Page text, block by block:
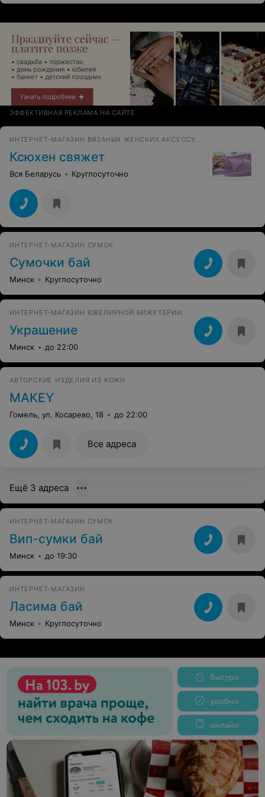
ЭФФЕКТИВНАЯ РЕКЛАМА НА САЙТЕ
ИНТЕРНЕТ-МАГАЗИН ВЯЗАНЫХ ЖЕНСКИХ АКСЕССУАРОВ
Ксюхен свяжет
Вся Беларусь Круглосуточно
ИНТЕРНЕТ-МАГАЗИН СУМОК
Сумочки бай
Минск Круглосуточно
ИНТЕРНЕТ-МАГАЗИН ЮВЕЛИРНОЙ БИЖУТЕРИИ
Украшение
Минск до 22:00
АВТОРСКИЕ ИЗДЕЛИЯ ИЗ КОЖИ
МАКЕY
Гомель, ул. Косарево, 18 до 22:00
Все адреса
Ещё 3 адреса
ИНТЕРНЕТ-МАГАЗИН СУМОК
Вип-сумки бай
Минск до 19:30
ИНТЕРНЕТ-МАГАЗИН
Ласима бай
Минск Круглосуточно